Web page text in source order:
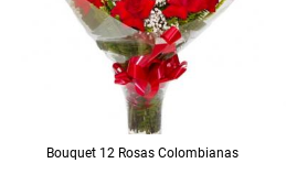
Bouquet 12 Rosas Colombianas